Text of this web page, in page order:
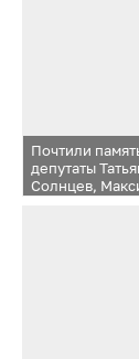
Почтили
депутаты
Солнцев,